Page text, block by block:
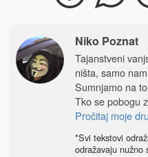
Niko Poznat
Tajanstveni
ništa, samo
Sumnjamo na
Tko se pobogu
Pročitaj moje
*Svi tekstovi
odražavaju nužno